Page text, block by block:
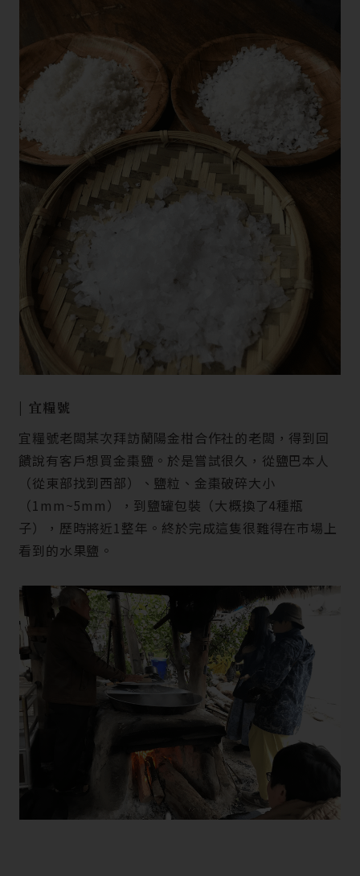
| 宜糧號
宜糧號老闆某次拜訪蘭陽金柑合作社的老闆，得到回
饋說有客戶想買金棗鹽。於是嘗試很久，從鹽巴本人
（從東部找到西部）、鹽粒、金棗破碎大小
（1mm~5mm），到鹽罐包裝（大概換了4種瓶
子），歷時將近1整年。終於完成這隻很難得在市場上
看到的水果鹽。